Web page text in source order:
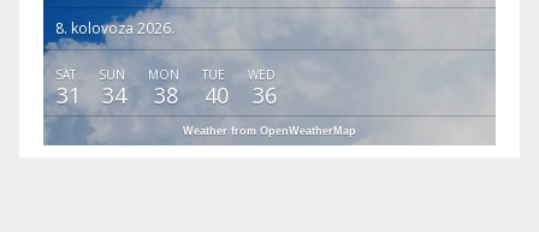
8. kolovoza 2026.
SAT
31
SUN
34
MON
38
TUE
40
WED
36
Weather from OpenWeatherMap